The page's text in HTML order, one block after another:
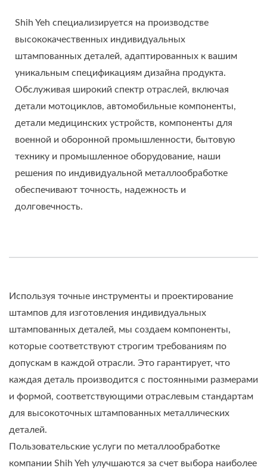
Shih Yeh специализируется на производстве
высококачественных индивидуальных
штампованных деталей, адаптированных к вашим
уникальным спецификациям дизайна продукта.
Обслуживая широкий спектр отраслей, включая
детали мотоциклов, автомобильные компоненты,
детали медицинских устройств, компоненты для
военной и оборонной промышленности, бытовую
технику и промышленное оборудование, наши
решения по индивидуальной металлообработке
обеспечивают точность, надежность и
долговечность.
Используя точные инструменты и проектирование
штампов для изготовления индивидуальных
штампованных деталей, мы создаем компоненты,
которые соответствуют строгим требованиям по
допускам в каждой отрасли. Это гарантирует, что
каждая деталь производится с постоянными размерами
и формой, соответствующими отраслевым стандартам
для высокоточных штампованных металлических
деталей.
Пользовательские услуги по металлообработке
компании Shih Yeh улучшаются за счет выбора наиболее